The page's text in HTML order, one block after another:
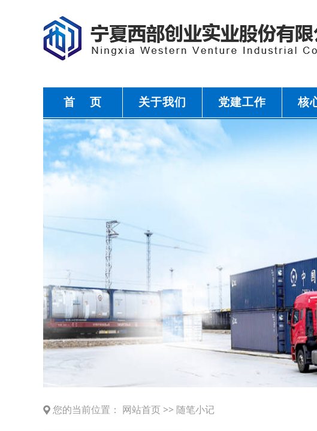
首 页 关于我们 党建工作 核
您的当前位置： 网站首页 >> 随笔小记